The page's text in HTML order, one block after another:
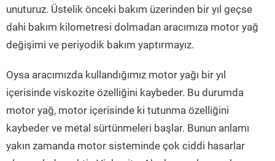
unuturuz. Üstelik önceki bakım üzerinden bir yıl geçse
dahi bakım kilometresi dolmadan aracımıza motor yağ
değişimi ve periyodik bakım yaptırmayız.
Oysa aracımızda kullandığımız motor yağı bir yıl
içerisinde viskozite özelliğini kaybeder. Bu durumda
motor yağ, motor içerisinde ki tutunma özelliğini
kaybeder ve metal sürtünmeleri başlar. Bunun anlamı
yakın zamanda motor sisteminde çok ciddi hasarlar